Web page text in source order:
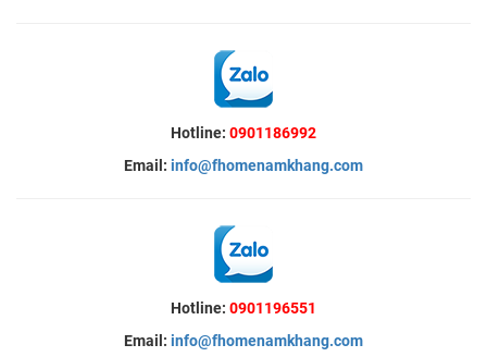
Hotline: 0901186992
Email: info@fhomenamkhang.com
Hotline: 0901196551
Email: info@fhomenamkhang.com